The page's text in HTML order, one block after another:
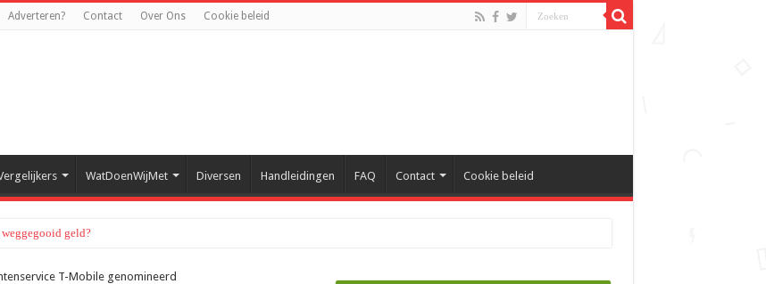
Adverteren? Contact Over Ons Cookie beleid
WatDoenWijMet Diversen Handleidingen FAQ Contact Cookie beleid
geld?
T-Mobile genomineerd